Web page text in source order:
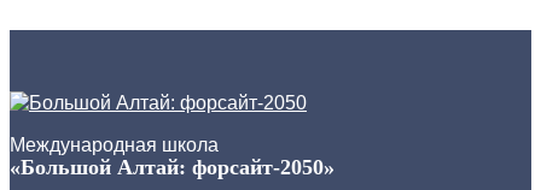
Международная школа
«Большой Алтай: форсайт-2050»